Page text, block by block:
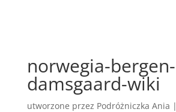
norwegia-bergen-
damsgaard-wiki
utworzone przez Podróżniczka Ania |